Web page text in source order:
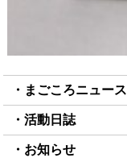
まごころニュース
活動日誌
お知らせ